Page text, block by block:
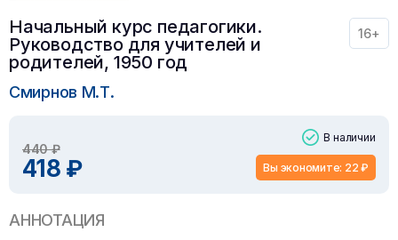
Начальный курс педагогики.
Руководство для учителей и
родителей, 1950 год
16+
Смирнов М.Т.
440 ₽
418 ₽
В наличии
Вы экономите: 22 ₽
АННОТАЦИЯ